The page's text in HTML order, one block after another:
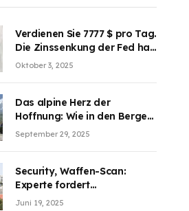
Verdienen Sie 7777 $ pro Tag.
Die Zinssenkung der Fed hat
die Aufmerksamkeit des
teilzuhaben
Oktober 3, 2025
Das alpine Herz der
Hoffnung: Wie in den Bergen
Österreichs die unsichtbaren
September 29, 2025
Security, Waffen-Scan:
Experte fordert
Sicherheitsdiskussion an
Juni 19, 2025